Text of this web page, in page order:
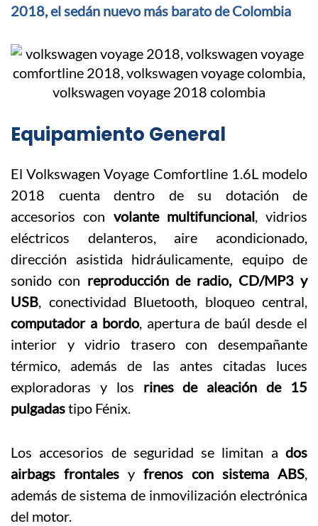
2018, el sedán nuevo más barato de Colombia
Equipamiento General
El Volkswagen Voyage Comfortline 1.6L modelo
2018 cuenta dentro de su dotación de
accesorios con volante multifuncional, vidrios
eléctricos delanteros, aire acondicionado,
dirección asistida hidráulicamente, equipo de
sonido con reproducción de radio, CD/MP3 y
USB, conectividad Bluetooth, bloqueo central,
computador a bordo, apertura de baúl desde el
interior y vidrio trasero con desempañante
térmico, además de las antes citadas luces
exploradoras y los rines de aleación de 15
pulgadastipo Fénix.
Los accesorios de seguridad se limitan a dos
airbags frontales y frenos con sistema ABS,
además de sistema de inmovilización electrónica
del motor.